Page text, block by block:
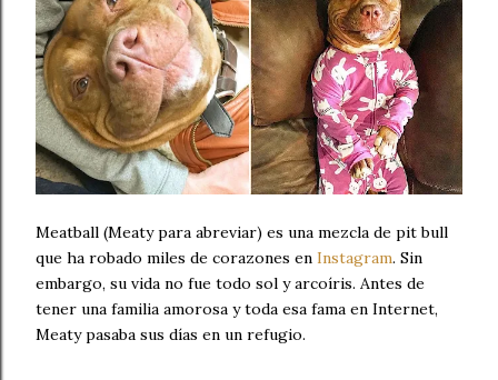
Meatball (Meaty para abreviar) es una mezcla de pit bull
que ha robado miles de corazones en Instagram. Sin
embargo, su vida no fue todo sol y arcoíris. Antes de
tener una familia amorosa y toda esa fama en Internet,
Meaty pasaba sus días en un refugio.